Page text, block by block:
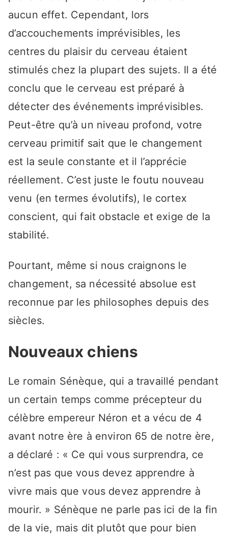
aucun effet. Cependant, lors
d’accouchements imprévisibles, les
centres du plaisir du cerveau étaient
stimulés chez la plupart des sujets. Il a été
conclu que le cerveau est préparé à
détecter des événements imprévisibles.
Peut-être qu’à un niveau profond, votre
cerveau primitif sait que le changement
est la seule constante et il l’apprécie
réellement. C’est juste le foutu nouveau
venu (en termes évolutifs), le cortex
conscient, qui fait obstacle et exige de la
stabilité.
Pourtant, même si nous craignons le
changement, sa nécessité absolue est
reconnue par les philosophes depuis des
siècles.
Nouveaux chiens
Le romain Sénèque, qui a travaillé pendant
un certain temps comme précepteur du
célèbre empereur Néron et a vécu de 4
avant notre ère à environ 65 de notre ère,
a déclaré : « Ce qui vous surprendra, ce
n’est pas que vous devez apprendre à
vivre mais que vous devez apprendre à
mourir. » Sénèque ne parle pas ici de la fin
de la vie, mais dit plutôt que pour bien